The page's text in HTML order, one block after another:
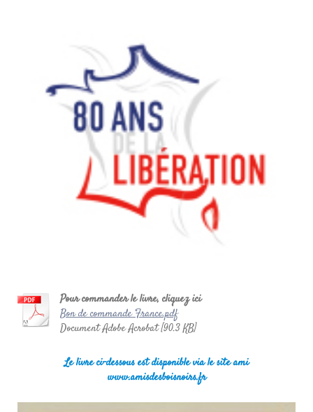
Pour commander le livre, cliquez ici
Bon de commande France.pdf
Document Adobe Acrobat [90.3 KB]
Le livre ci-dessous est disponible via le site ami
www.amisdesboisnoirs.fr